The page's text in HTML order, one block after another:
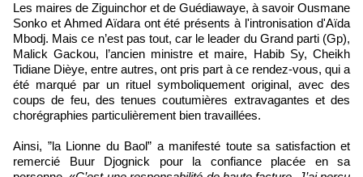
Les maires de Ziguinchor et de Guédiawaye, à savoir Ousmane
Sonko et Ahmed Aïdara ont été présents à l'intronisation d'Aïda
Mbodj. Mais ce n’est pas tout, car le leader du Grand parti (Gp),
Malick Gackou, l’ancien ministre et maire, Habib Sy, Cheikh
Tidiane Dièye, entre autres, ont pris part à ce rendez-vous, qui a
été marqué par un rituel symboliquement original, avec des
coups de feu, des tenues coutumières extravagantes et des
chorégraphies particulièrement bien travaillées.
Ainsi, ”la Lionne du Baol” a manifesté toute sa satisfaction et
remercié Buur Djognick pour la confiance placée en sa